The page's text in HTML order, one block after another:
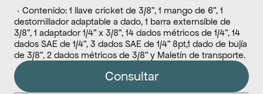
destornillador adaptable a dado, 1 barra externsible de
3/8", 1 adaptador 1/4” x 3/8", 14 dados métricos de 1/4", 14
dados SAE de 1/4", 3 dados SAE de 1/4" 8pt,1 dado de bujía
de 3/8”, 2 dados métricos de 3/8” y Maletín de transporte.
Consultar